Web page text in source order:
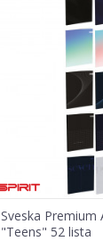
Sveska Premium
"Teens" 52 lista